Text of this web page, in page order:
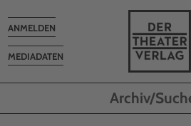
MEDIADATEN
Toggle
navigation
ANMELDEN
Archiv/